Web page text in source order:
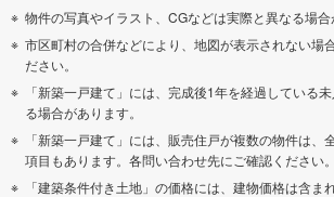
物件の写真やイラスト、CGなどは実際と異なる場合
市区町村の合併などにより、地図が表示されない場
ださい。
「新築一戸建て」には、完成後1年を経過している
る場合があります。
「新築一戸建て」には、販売住戸が複数の物件は、
項目もあります。各問い合わせ先にご確認ください。
「建築条件付き土地」の価格には、建物価格は含ま